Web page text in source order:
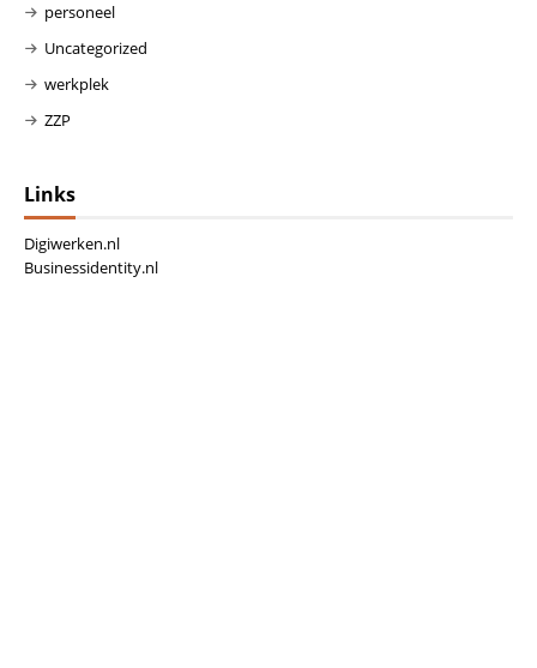
personeel
Uncategorized
werkplek
ZZP
Links
Digiwerken.nl
Businessidentity.nl